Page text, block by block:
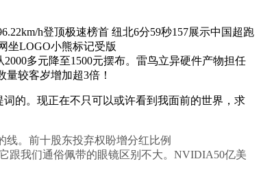
h登顶极速榜首 纽北6分59秒157展示中国超跑
坐LOGO小熊标记受版
2000多元降至1500元摆布。雷鸟立异硬件产物担任
量较客岁增加超3倍！
的。现正在不只可以或许看到我面前的世界，求
线。前十股东投弃权盼增分红比例
它跟我们通俗佩带的眼镜区别不大。NVIDIA50亿美